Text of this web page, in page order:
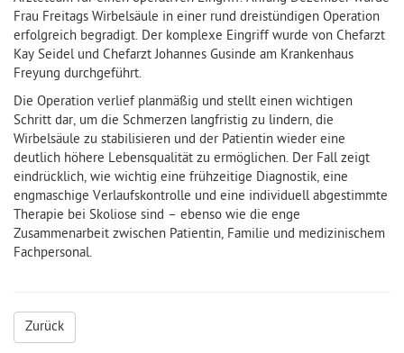
Frau Freitags Wirbelsäule in einer rund dreistündigen Operation
erfolgreich begradigt. Der komplexe Eingriff wurde von Chefarzt
Kay Seidel und Chefarzt Johannes Gusinde am Krankenhaus
Freyung durchgeführt.
Die Operation verlief planmäßig und stellt einen wichtigen
Schritt dar, um die Schmerzen langfristig zu lindern, die
Wirbelsäule zu stabilisieren und der Patientin wieder eine
deutlich höhere Lebensqualität zu ermöglichen. Der Fall zeigt
eindrücklich, wie wichtig eine frühzeitige Diagnostik, eine
engmaschige Verlaufskontrolle und eine individuell abgestimmte
Therapie bei Skoliose sind – ebenso wie die enge
Zusammenarbeit zwischen Patientin, Familie und medizinischem
Fachpersonal.
Zurück